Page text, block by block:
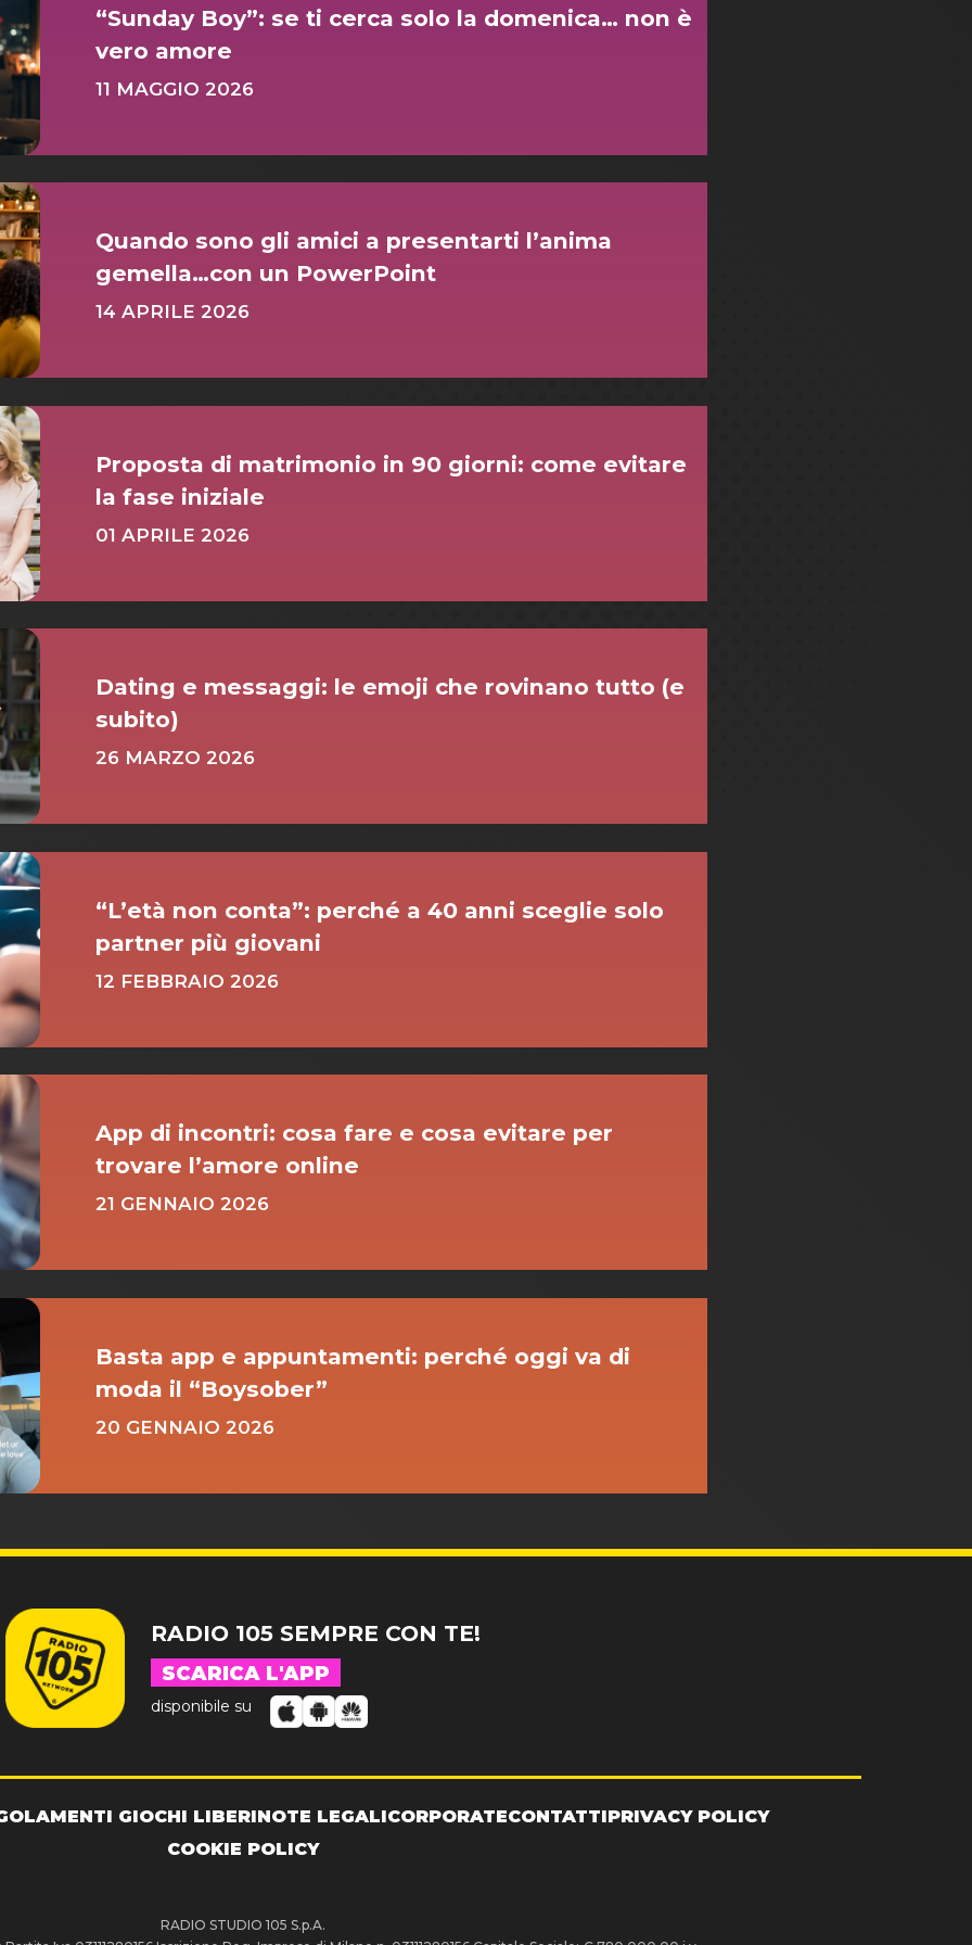
“Sunday Boy”: se ti cerca solo la domenica… non è
vero amore
11 MAGGIO 2026
Quando sono gli amici a presentarti l’anima
gemella…con un PowerPoint
14 APRILE 2026
Proposta di matrimonio in 90 giorni: come evitare
la fase iniziale
01 APRILE 2026
Dating e messaggi: le emoji che rovinano tutto (e
subito)
26 MARZO 2026
“L’età non conta”: perché a 40 anni sceglie solo
partner più giovani
12 FEBBRAIO 2026
App di incontri: cosa fare e cosa evitare per
trovare l’amore online
21 GENNAIO 2026
Basta app e appuntamenti: perché oggi va di
moda il “Boysober”
20 GENNAIO 2026
RADIO 105 SEMPRE CON TE!
SCARICA L'APP
disponibile su
GIOCHI LIBERINOTE LEGALICORPORATECONTATTIPRIVACY POLICY
COOKIE POLICY
RADIO STUDIO 105 S.p.A.